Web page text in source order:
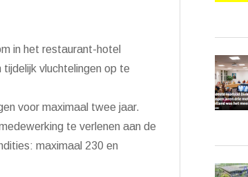
in het restaurant-hotel
vluchtelingen op te
voor maximaal twee jaar.
te verlenen aan de
maximaal 230 en